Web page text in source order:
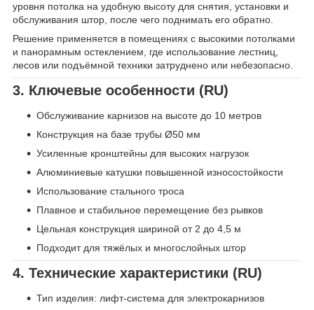
уровня потолка на удобную высоту для снятия, установки и
обслуживания штор, после чего поднимать его обратно.
Решение применяется в помещениях с высокими потолками
и панорамным остеклением, где использование лестниц,
лесов или подъёмной техники затруднено или небезопасно.
3. Ключевые особенности (RU)
Обслуживание карнизов на высоте до 10 метров
Конструкция на базе трубы Ø50 мм
Усиленные кронштейны для высоких нагрузок
Алюминиевые катушки повышенной износостойкости
Использование стального троса
Плавное и стабильное перемещение без рывков
Цельная конструкция шириной от 2 до 4,5 м
Подходит для тяжёлых и многослойных штор
4. Технические характеристики (RU)
Тип изделия: лифт-система для электрокарнизов